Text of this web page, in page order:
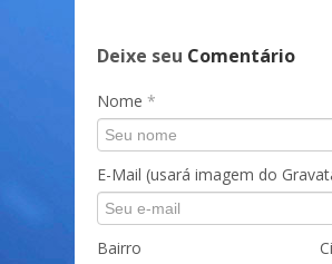
Deixe seu Comentário
Nome *
E-Mail (usará imagem do
Bairro